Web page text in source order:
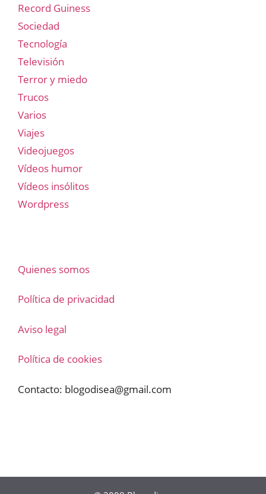
Record Guiness
Sociedad
Tecnología
Televisión
Terror y miedo
Trucos
Varios
Viajes
Videojuegos
Vídeos humor
Vídeos insólitos
Wordpress
Quienes somos
Política de privacidad
Aviso legal
Política de cookies
Contacto: blogodisea@gmail.com